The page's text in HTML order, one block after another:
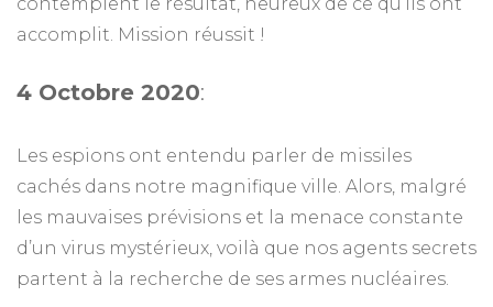
accomplit. Mission réussit !
4 Octobre 2020:
Les espions ont entendu parler de missiles
cachés dans notre magnifique ville. Alors, malgré
les mauvaises prévisions et la menace constante
d’un virus mystérieux, voilà que nos agents secrets
partent à la recherche de ses armes nucléaires.